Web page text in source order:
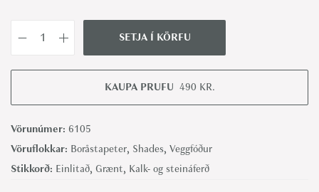
d
e
s
P
SETJA Í KÖRFU
KAUPA PRUFU 490 KR.
Vörunúmer: 6105
Vöruflokkar: Boråstapeter, Shades, Veggfóður
Stikkorð: Einlitað, Grænt, Kalk- og steináferð